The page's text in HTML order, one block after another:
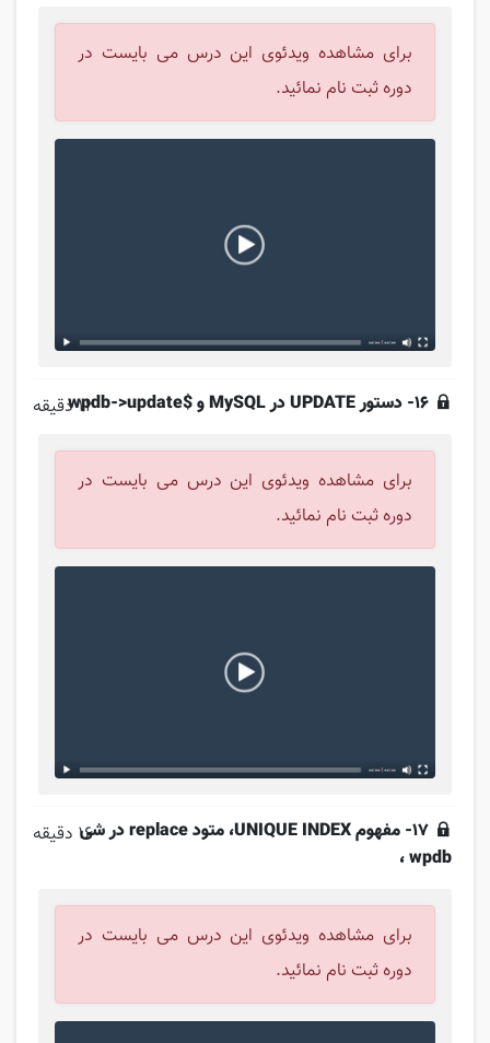
برای مشاهده ویدئوی این درس می بایست در
دوره ثبت نام نمائید.
16- دستور UPDATE در MySQL و $wpdb->update 12 دقیقه
برای مشاهده ویدئوی این درس می بایست در
دوره ثبت نام نمائید.
17- مفهوم UNIQUE INDEX، متود replace در شی
wpdb ،
16 دقیقه
برای مشاهده ویدئوی این درس می بایست در
دوره ثبت نام نمائید.